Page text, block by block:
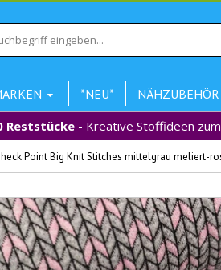
*NEU* NÄHZUBEHÖR
Reststücke - Kreative Stoffideen
Point Big Knit Stitches mittelgrau meliert-